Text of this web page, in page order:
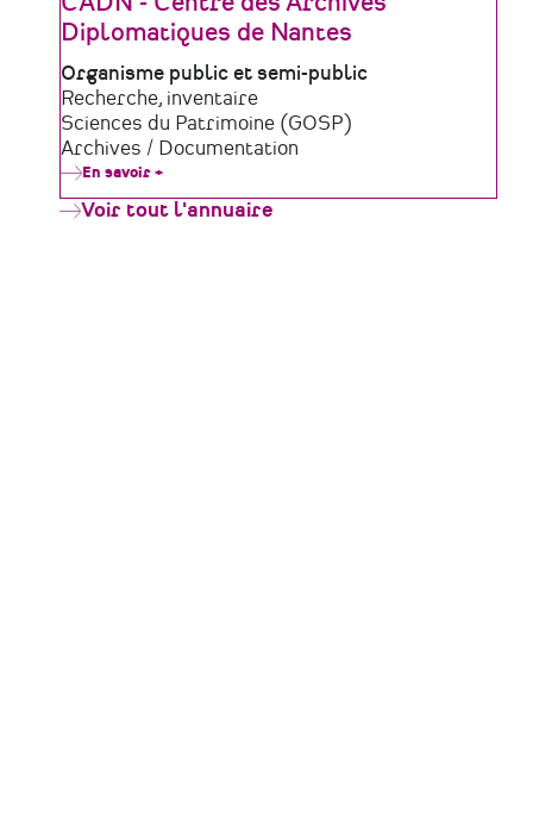
Diplomatiques de Nantes
Type
de
structure
Organisme public et semi-public
Domaine
d'activité
Recherche, inventaire
Sciences du Patrimoine (GOSP)
Archives / Documentation
En savoir +
-
Voir tout l'annuaire